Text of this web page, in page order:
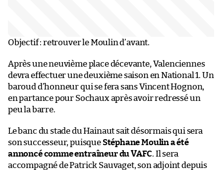
Objectif : retrouver le Moulin d’avant.
Après une neuvième place décevante, Valenciennes
devra effectuer une deuxième saison en National 1. Un
baroud d’honneur qui se fera sans Vincent Hognon,
en partance pour Sochaux après avoir redressé un
peu la barre.
Le banc du stade du Hainaut sait désormais qui sera
son successeur, puisque Stéphane Moulin a été
annoncé comme entraîneur du VAFC. Il sera
accompagné de Patrick Sauvaget, son adjoint depuis